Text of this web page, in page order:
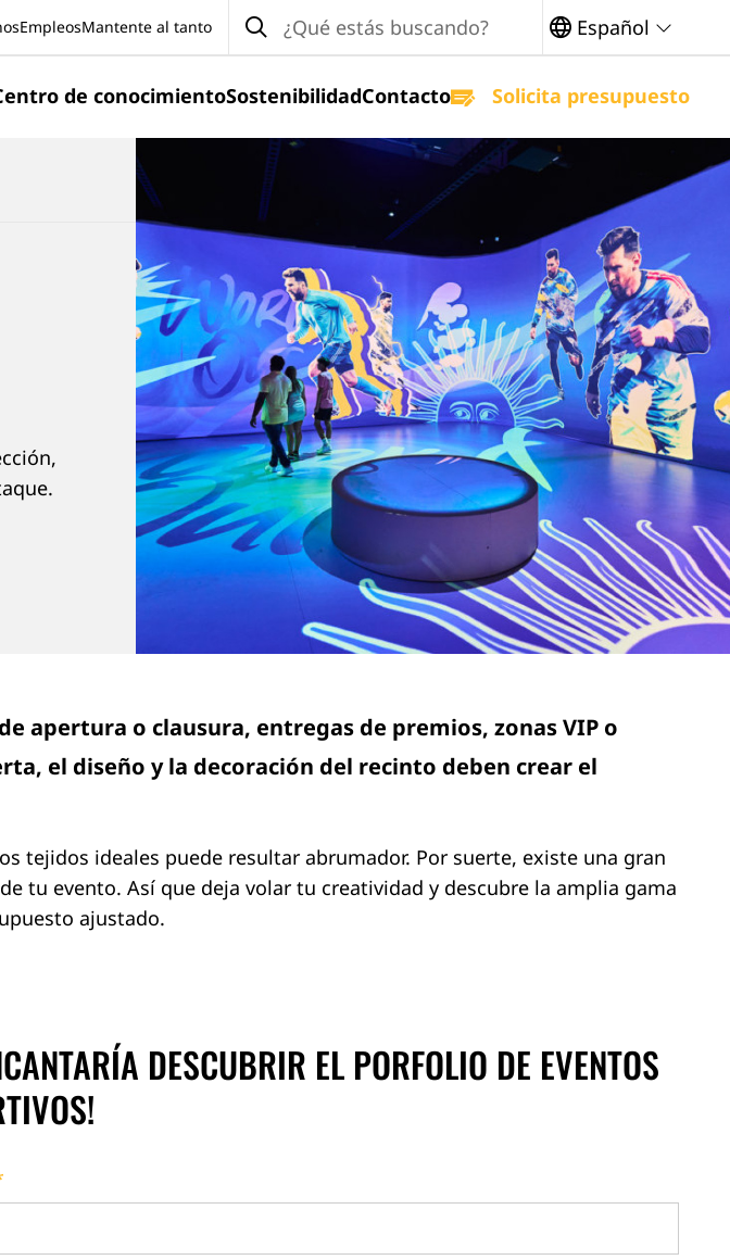
Español
Search
de conocimientoSostenibilidadContacto Solicita presupuesto
EmpleosMantente al tanto
apertura o clausura, entregas de premios, zonas VIP o
el diseño y la decoración del recinto deben crear el
tejidos ideales puede resultar abrumador. Por suerte, existe una gran
tu evento. Así que deja volar tu creatividad y descubre la amplia gama
ajustado.
DESCUBRIR EL PORFOLIO DE EVENTOS